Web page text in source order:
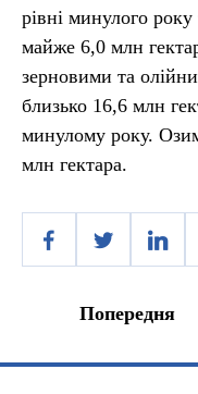
рівні минулого
майже 6,0 млн
зерновими та
близько 16,6 млн
минулому року.
млн гектара.
Попередня